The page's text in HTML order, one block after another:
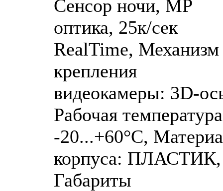
Сенсор ночи, MP
оптика, 25к/сек
RealTime, Механизм
крепления
видеокамеры: 3D-
Рабочая
-20...+60°C,
корпуса: ПЛАСТИК,
Габариты